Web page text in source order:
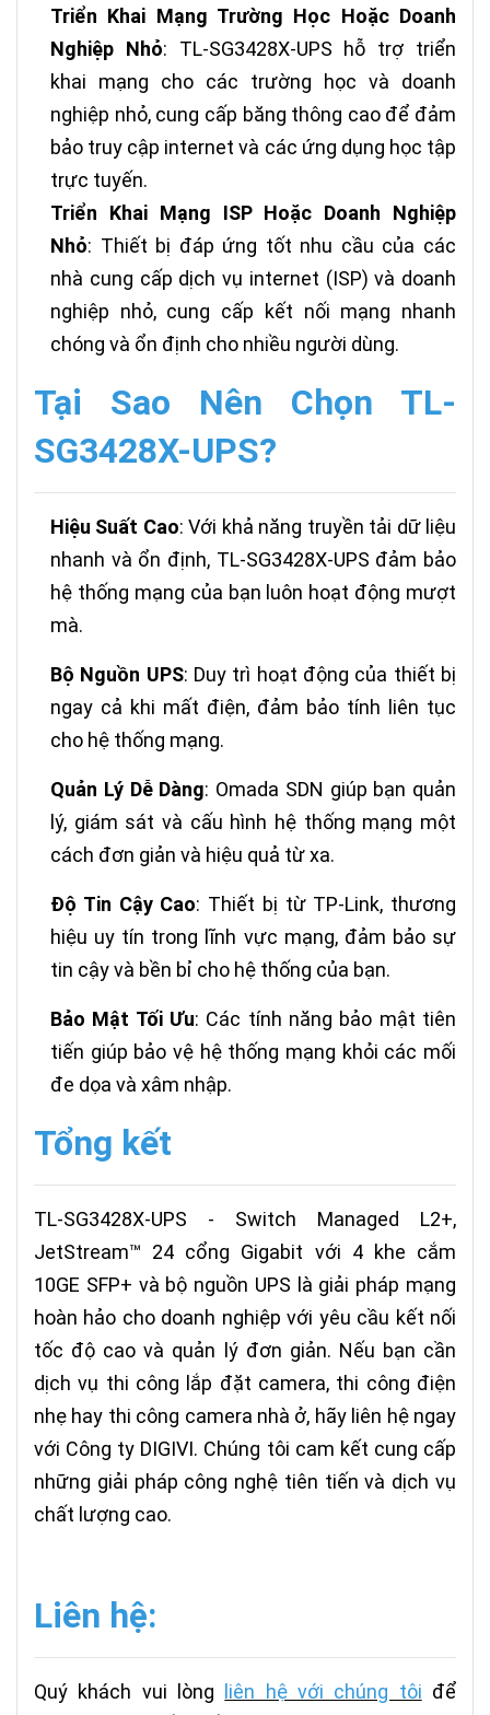
Triển Khai Mạng Trường Học Hoặc Doanh
Nghiệp Nhỏ: TL-SG3428X-UPS hỗ trợ triển
khai mạng cho các trường học và doanh
nghiệp nhỏ, cung cấp băng thông cao để đảm
bảo truy cập internet và các ứng dụng học tập
trực tuyến.
Triển Khai Mạng ISP Hoặc Doanh Nghiệp
Nhỏ: Thiết bị đáp ứng tốt nhu cầu của các
nhà cung cấp dịch vụ internet (ISP) và doanh
nghiệp nhỏ, cung cấp kết nối mạng nhanh
chóng và ổn định cho nhiều người dùng.
Tại Sao Nên Chọn TL-
SG3428X-UPS?
Hiệu Suất Cao: Với khả năng truyền tải dữ liệu
nhanh và ổn định, TL-SG3428X-UPS đảm bảo
hệ thống mạng của bạn luôn hoạt động mượt
mà.
Bộ Nguồn UPS: Duy trì hoạt động của thiết bị
ngay cả khi mất điện, đảm bảo tính liên tục
cho hệ thống mạng.
Quản Lý Dễ Dàng: Omada SDN giúp bạn quản
lý, giám sát và cấu hình hệ thống mạng một
cách đơn giản và hiệu quả từ xa.
Độ Tin Cậy Cao: Thiết bị từ TP-Link, thương
hiệu uy tín trong lĩnh vực mạng, đảm bảo sự
tin cậy và bền bỉ cho hệ thống của bạn.
Bảo Mật Tối Ưu: Các tính năng bảo mật tiên
tiến giúp bảo vệ hệ thống mạng khỏi các mối
đe dọa và xâm nhập.
Tổng kết
TL-SG3428X-UPS - Switch Managed L2+,
JetStream™ 24 cổng Gigabit với 4 khe cắm
10GE SFP+ và bộ nguồn UPS là giải pháp mạng
hoàn hảo cho doanh nghiệp với yêu cầu kết nối
tốc độ cao và quản lý đơn giản. Nếu bạn cần
dịch vụ thi công lắp đặt camera, thi công điện
nhẹ hay thi công camera nhà ở, hãy liên hệ ngay
với Công ty DIGIVI. Chúng tôi cam kết cung cấp
những giải pháp công nghệ tiên tiến và dịch vụ
chất lượng cao.
Liên hệ:
Quý khách vui lòng liên hệ với chúng tôi để